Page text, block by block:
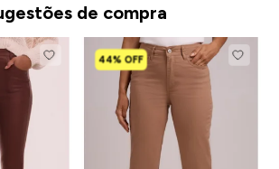
de compra
44% OFF